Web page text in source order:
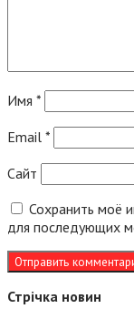
Имя *
Email *
Сайт
Сохранить моё
для последующих
Стрічка новин